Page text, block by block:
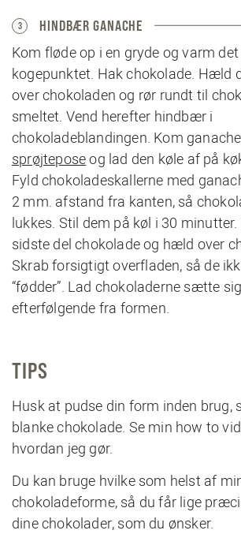
3 HINDBÆR GANACHE
Kom fløde op i en gryde og varm
kogepunktet. Hak chokolade. Hæld
over chokoladen og rør rundt til
smeltet. Vend herefter hindbær i
chokoladeblandingen. Kom
sprøjteposeog lad den køle af på
Fyld chokoladeskallerne med
2 mm. afstand fra kanten, så
lukkes. Stil dem på køl i 30
sidste del chokolade og hæld over
Skrab forsigtigt overfladen, så de
“fødder”. Lad chokoladerne sætte
efterfølgende fra formen.
TIPS
Husk at pudse din form inden brug,
blanke chokolade. Se min how to
hvordan jeg gør.
Du kan bruge hvilke som helst af
chokoladeforme, så du får lige
dine chokolader, som du ønsker.